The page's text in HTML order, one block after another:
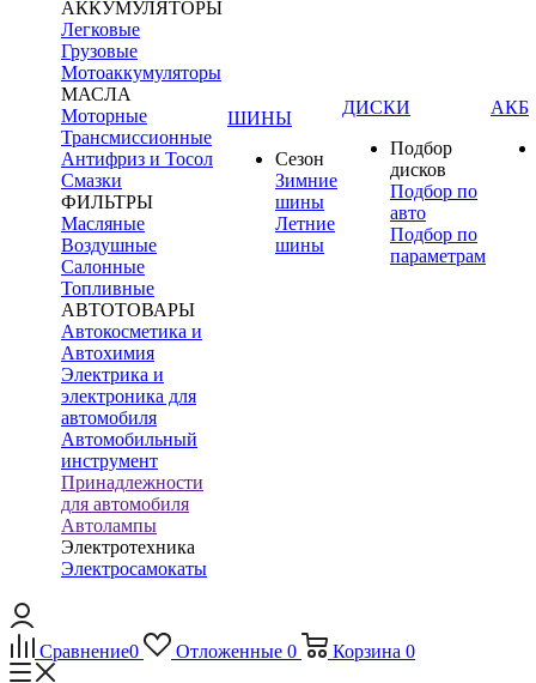
АККУМУЛЯТОРЫ
Легковые
Грузовые
Мотоаккумуляторы
МАСЛА
Моторные
Трансмиссионные
Антифриз и Тосол
Смазки
ФИЛЬТРЫ
Масляные
Воздушные
Салонные
Топливные
АВТОТОВАРЫ
Автокосметика и
Автохимия
Электрика и
электроника для
автомобиля
Автомобильный
инструмент
Принадлежности
для автомобиля
Автолампы
Электротехника
Электросамокаты
ШИНЫ
Сезон
Зимние
шины
Летние
шины
ДИСКИ
Подбор
дисков
Подбор по
авто
Подбор по
параметрам
АКБ
Сравнение0 Отложенные 0 Корзина 0